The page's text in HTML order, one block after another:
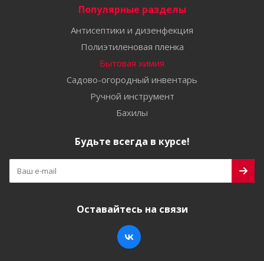
Популярные разделы
Антисептики и дизенфекция
Полиэтиленовая пленка
Бытовая химия
Садово-огородный инвентарь
Ручной инструмент
Бахилы
Будьте всегда в курсе!
Оставайтесь на связи